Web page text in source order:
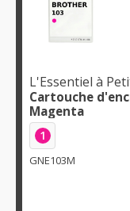
L'Essentiel à
Cartouche
Magenta
1
GNE103M